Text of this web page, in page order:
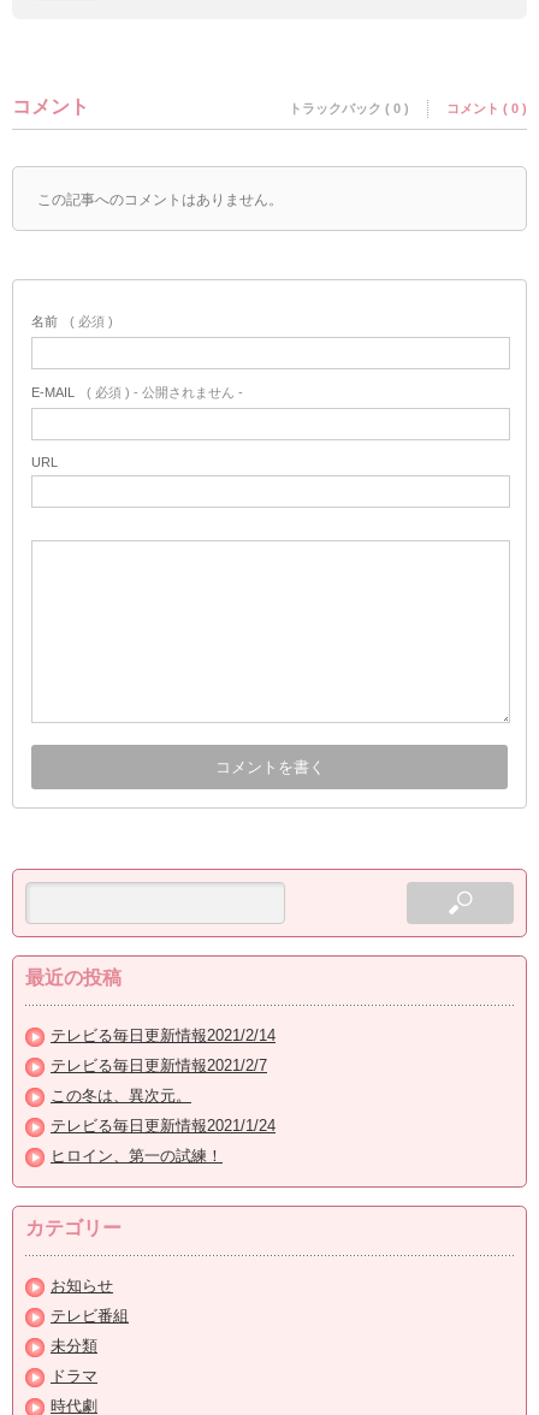
コメント トラックバック ( 0 ) コメント ( 0 )
この記事へのコメントはありません。
名前 ( 必須 )
E-MAIL ( 必須 ) - 公開されません -
URL
最近の投稿
テレビる毎日更新情報2021/2/14
テレビる毎日更新情報2021/2/7
この冬は、異次元。
テレビる毎日更新情報2021/1/24
ヒロイン、第一の試練！
カテゴリー
お知らせ
テレビ番組
未分類
ドラマ
時代劇